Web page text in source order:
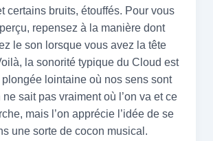
certains bruits, étouffés. Pour vous
repensez à la manière dont
le son lorsque vous avez la tête
la sonorité typique du Cloud est
plongée lointaine où nos sens sont
sait pas vraiment où l’on va et ce
mais l’on apprécie l’idée de se
une sorte de cocon musical.